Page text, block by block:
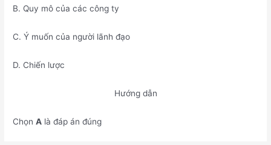
B. Quy mô của các công ty
C. Ý muốn của người lãnh đạo
D. Chiến lược
Hướng dẫn
ChọnA là đáp án đúng